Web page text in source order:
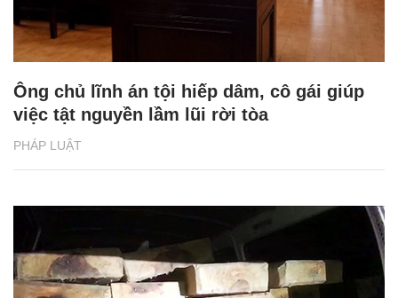
PHÁP LUẬT
Ông chủ lĩnh án tội hiếp dâm, cô gái giúp
việc tật nguyền lầm lũi rời tòa